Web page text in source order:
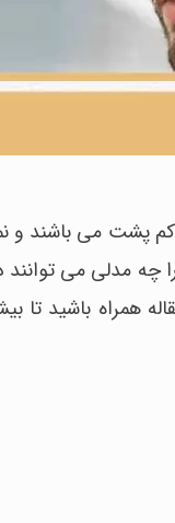
کم پشت می باشند
مدلی می توانند
همراه باشید